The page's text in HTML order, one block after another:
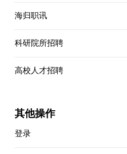
海归职讯
科研院所招聘
高校人才招聘
其他操作
登录